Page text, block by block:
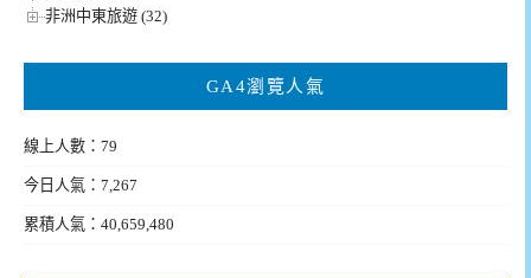
非洲中東旅遊 (32)
GA4瀏覽人氣
線上人數：79
今日人氣：7,267
累積人氣：40,659,480